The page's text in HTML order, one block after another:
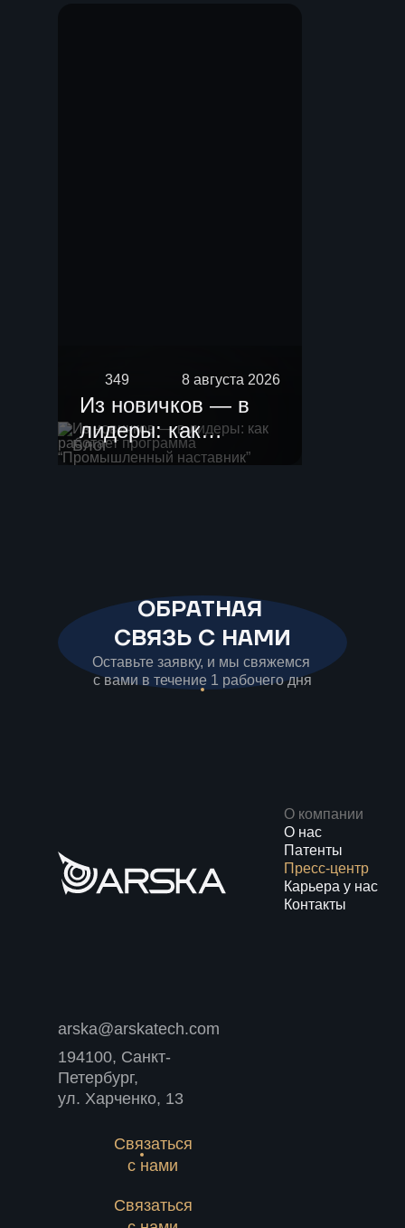
Блог
349 8 августа 2026
Из новичков — в
лидеры: как
работает
ОБРАТНАЯ
СВЯЗЬ С НАМИ
Оставьте заявку, и мы свяжемся
с вами в течение 1 рабочего дня
arska@arskatech.com
194100, Санкт-
Петербург,
ул. Харченко, 13
О компании
О нас
Патенты
Пресс-центр
Карьера у нас
Контакты
Связаться
с нами
Связаться